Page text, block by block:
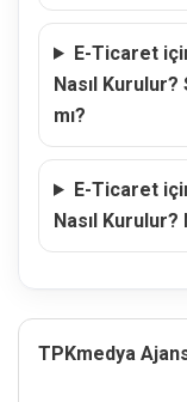
E-Ticaret
Nasıl Kurulur?
mı?
E-Ticaret
Nasıl Kurulur?
TPKmedya